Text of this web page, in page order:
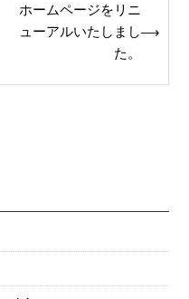
ホームページをリニ
ューアルいたしまし
た。
⟶